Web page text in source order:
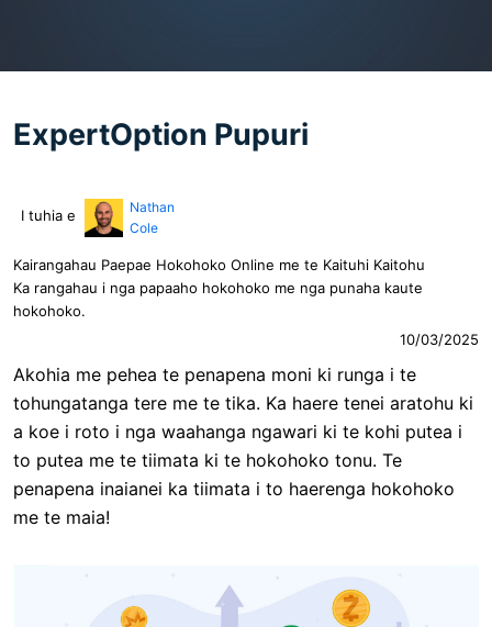
ExpertOption Pupuri
I tuhia e
Nathan
Cole
Kairangahau Paepae Hokohoko Online me te Kaituhi Kaitohu
Ka rangahau i nga papaaho hokohoko me nga punaha kaute
hokohoko.
10/03/2025
Akohia me pehea te penapena moni ki runga i te
tohungatanga tere me te tika. Ka haere tenei aratohu ki
a koe i roto i nga waahanga ngawari ki te kohi putea i
to putea me te tiimata ki te hokohoko tonu. Te
penapena inaianei ka tiimata i to haerenga hokohoko
me te maia!